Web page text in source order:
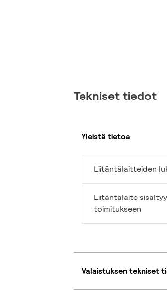
Tekniset tiedot
Yleistä tietoa
Liitäntälaitteiden
Liitäntälaite sisältyy
toimitukseen
Valaistuksen tekniset